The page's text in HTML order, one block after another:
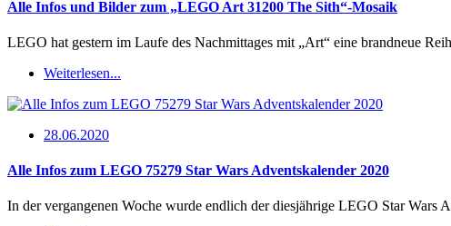
Alle Infos und Bilder zum „LEGO Art 31200 The Sith“-Mosaik
LEGO hat gestern im Laufe des Nachmittages mit „Art“ eine brandneue
Weiterlesen...
28.06.2020
Alle Infos zum LEGO 75279 Star Wars Adventskalender 2020
In der vergangenen Woche wurde endlich der diesjährige LEGO Star